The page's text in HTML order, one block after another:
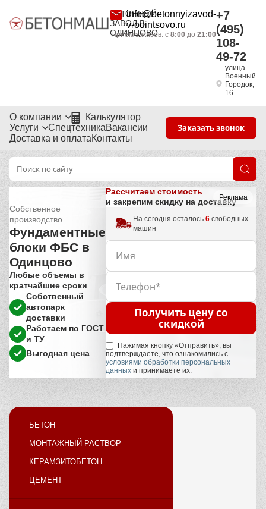
БЕТОННЫЙ
ЗАВОД В
ОДИНЦОВО
info@betonnyizavod-
v-odintsovo.ru
Приём заказов: с8:00 до21:00
+7
(495)
108-
49-72
улица
Военный
Городок,
16
О компании
Калькулятор
Услуги
СпецтехникаВакансии
Доставка и оплатаКонтакты
Заказать звонок
Реклама
Собственное
производство
Фундаментные
блоки ФБС в
Одинцово
Любые объемы в
кратчайшие сроки
Собственный
автопарк
доставки
Работаем по ГОСТ
и ТУ
Выгодная цена
Рассчитаем стоимость
и закрепим скидку на доставку
На сегодня осталось 6 свободных
машин
Получить цену со
скидкой
Нажимая кнопку «Отправить», вы
подтверждаете, что ознакомились с
условиями обработки персональных
данных и принимаете их.
БЕТОН
МОНТАЖНЫЙ РАСТВОР
КЕРАМЗИТОБЕТОН
ЦЕМЕНТ